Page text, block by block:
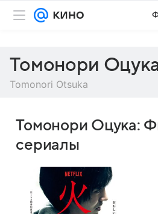
Томонори
Tomonori Otsuka
Томонори Оцука:
сериалы